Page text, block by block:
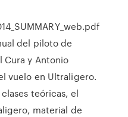
del piloto de
y Antonio
vuelo en Ultraligero.
teóricas, el
material de